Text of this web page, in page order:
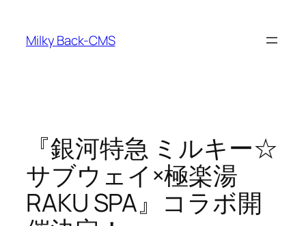
Milky Back-CMS
『銀河特急 ミルキー☆
サブウェイ×極楽湯
RAKU SPA』コラボ開